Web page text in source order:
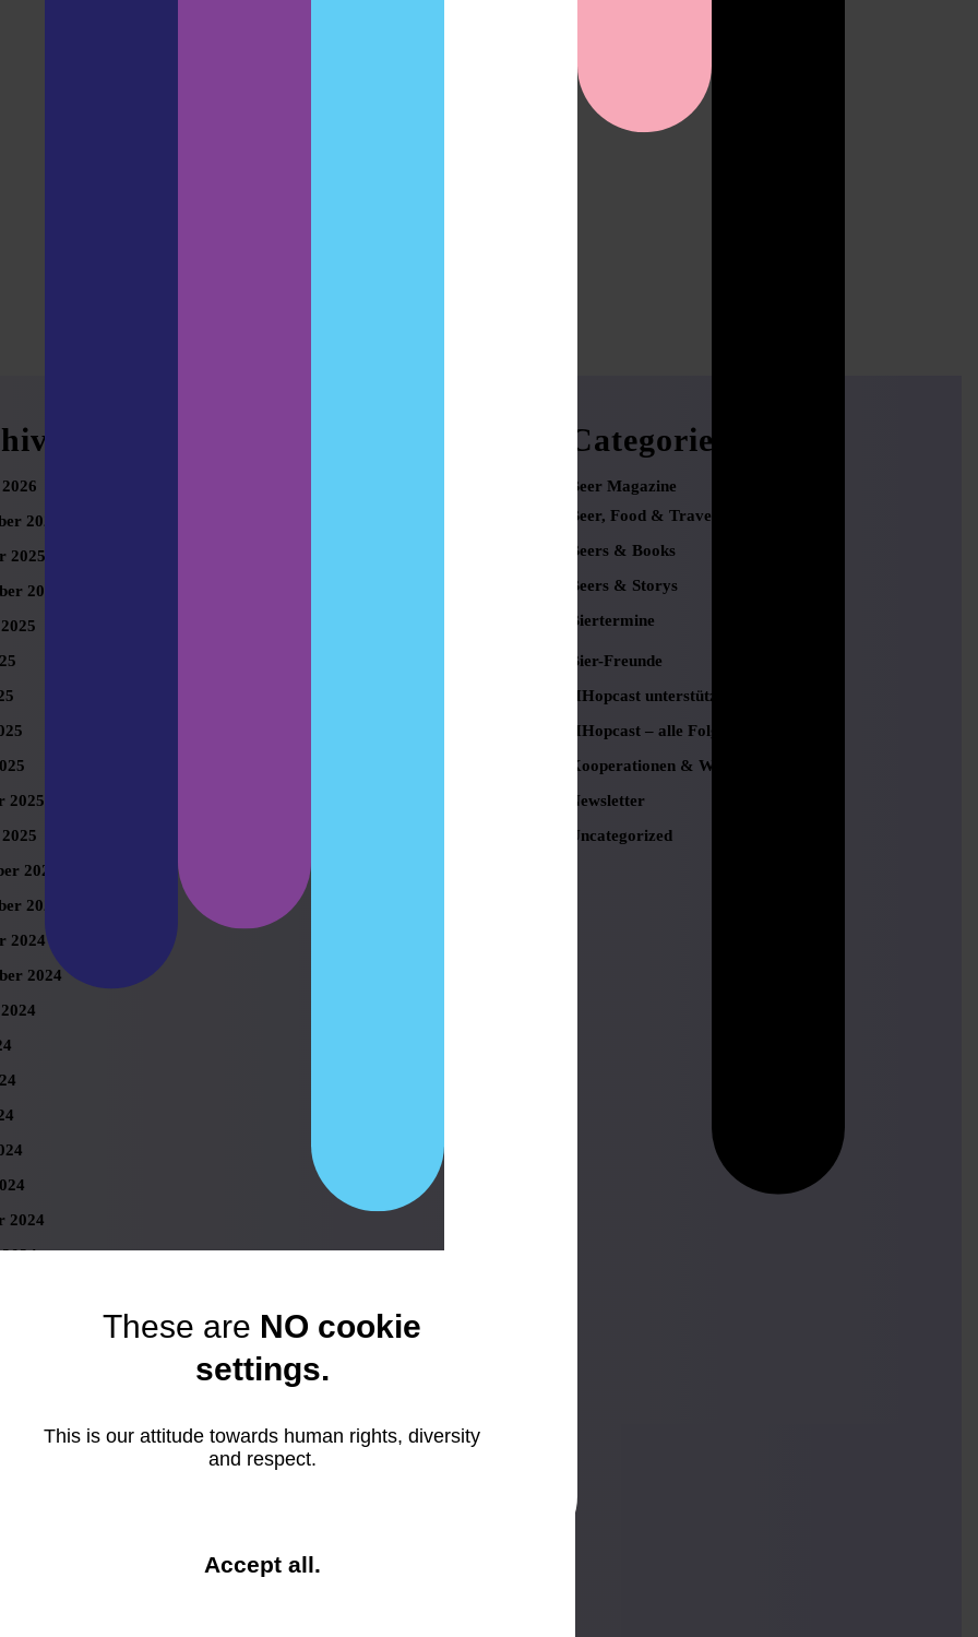
2025
2025
2025
2025
2024
2024
2024
2024
2024
2023
2023
2023
Categories
Beer Magazine
Beer, Food & Travel
Beers & Books
Beers & Storys
Biertermine
Bier-Freunde
HHopcast unterstützen
HHopcast – alle Folgen
Kooperationen & Werbung
Newsletter
Uncategorized
These are NO cookie
settings.
This is our attitude towards human rights, diversity
and respect.
Accept alland
.